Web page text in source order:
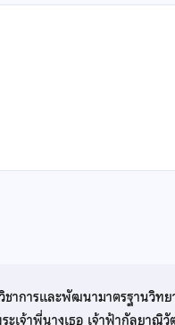
ชาการและพัฒนามาตรฐานวิท
เจ้าพี่นางเธอ เจ้าฟ้ากัลยาณิ